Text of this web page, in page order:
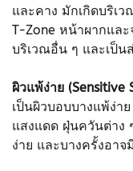
และคาง มักเกิดบริเ
T-Zone หน้าผากแล
บริเวณอื่น ๆ และเป็น
ผิวแพ้ง่าย (Sensitive
เป็นผิวบอบบางแพ้ง่า
แสงแดด ฝุ่นควันต่าง
ง่าย และบางครั้งอา